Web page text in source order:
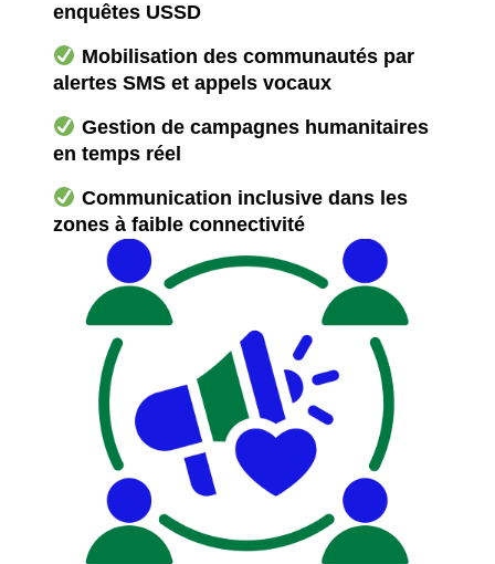
enquêtes USSD
Mobilisation des communautés par
alertes SMS et appels vocaux
Gestion de campagnes humanitaires
en temps réel
Communication inclusive dans les
zones à faible connectivité